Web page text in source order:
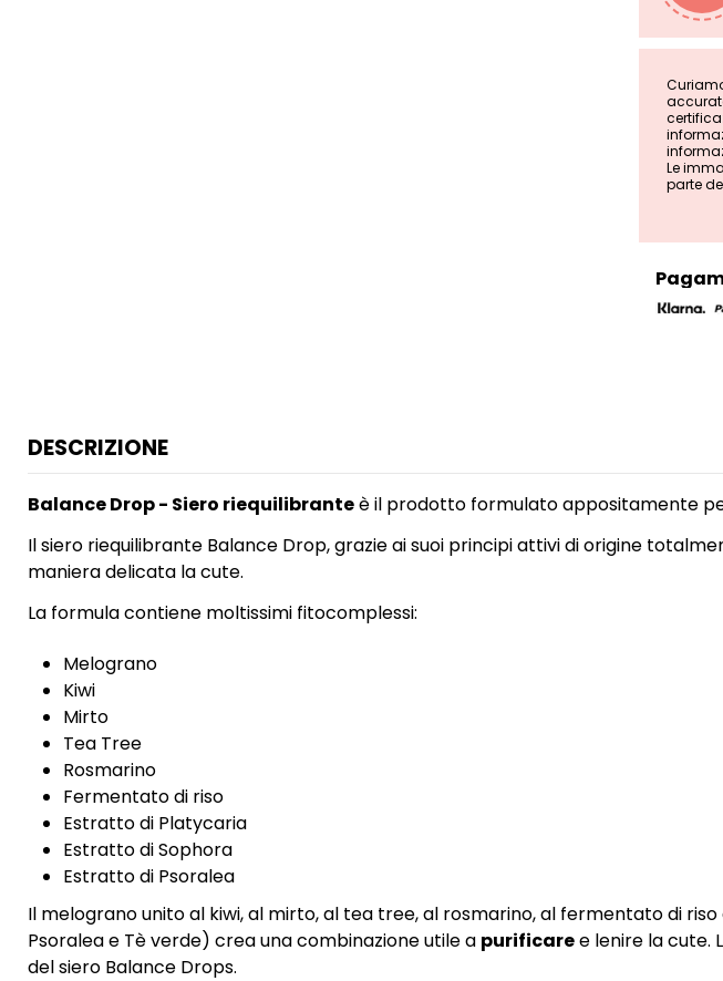
Le
parte
DESCRIZIONE
Balance Drop - Siero riequilibranteè il prodotto formulato appositamente
Il siero riequilibrante Balance Drop, grazie ai suoi principi attivi di origine
maniera delicata la cute.
La formula contiene moltissimi fitocomplessi:
Melograno
Kiwi
Mirto
Tea Tree
Rosmarino
Fermentato di riso
Estratto di Platycaria
Estratto di Sophora
Estratto di Psoralea
Il melograno unito al kiwi, al mirto, al tea tree, al rosmarino, al fermentato di
Psoralea e Tè verde) crea una combinazione utile a purificaree lenire la cute.
del siero Balance Drops.